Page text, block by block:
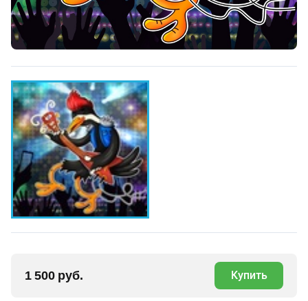
1 500 руб. Купить